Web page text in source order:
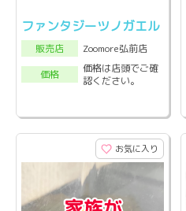
ファンタジーツノガエル
販売店
Zoomore弘前店
価格
価格は店頭でご確
認ください。
お気に入り